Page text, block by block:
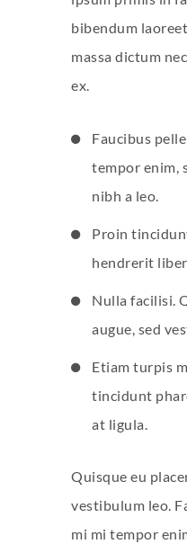
bibendum
massa dictum
ex.
Faucibus
tempor enim,
nibh a leo.
Proin
hendrerit
Nulla facilisi.
augue, sed
Etiam turpis
tincidunt
at ligula.
Quisque eu
vestibulum leo.
mi mi tempor